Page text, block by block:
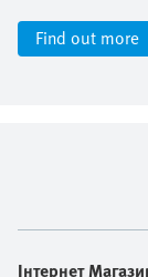
Find out more
Інтернет